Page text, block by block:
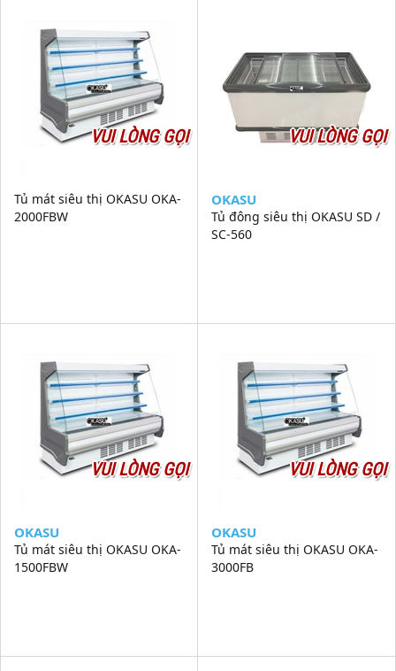
VUI LÒNG GỌI
Tủ mát siêu thị OKASU OKA-
2000FBW
VUI LÒNG GỌI
OKASU
Tủ đông siêu thị OKASU SD /
SC-560
VUI LÒNG GỌI
OKASU
Tủ mát siêu thị OKASU OKA-
1500FBW
VUI LÒNG GỌI
OKASU
Tủ mát siêu thị OKASU OKA-
3000FB